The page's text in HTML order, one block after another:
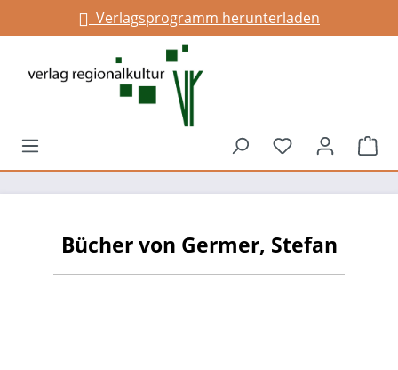
springenVerlagsprogramm herunterladen
Du hast 0
Bücher von Germer, Stefan